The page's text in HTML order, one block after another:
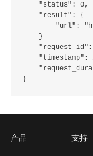
    "status": 0,
    "result": {
"url":
    }
"timestamp":
产品 支持